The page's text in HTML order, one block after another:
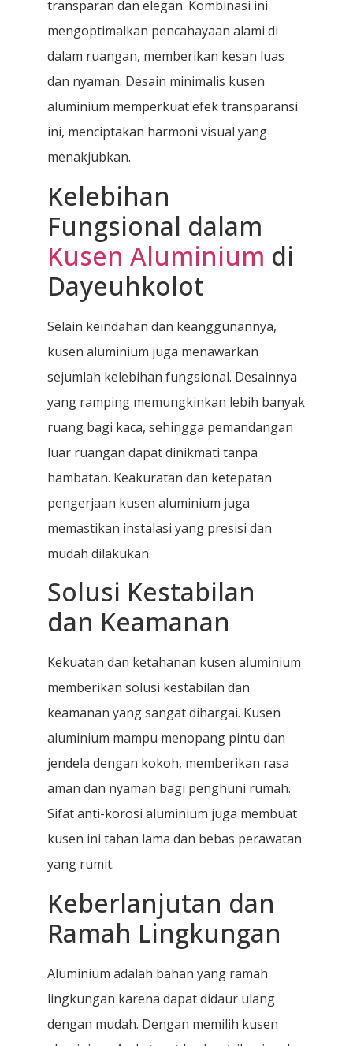
transparan dan elegan. Kombinasi ini
mengoptimalkan pencahayaan alami di
dalam ruangan, memberikan kesan luas
dan nyaman. Desain minimalis kusen
aluminium memperkuat efek transparansi
ini, menciptakan harmoni visual yang
menakjubkan.
Kelebihan
Fungsional dalam
Kusen Aluminium di
Dayeuhkolot
Selain keindahan dan keanggunannya,
kusen aluminium juga menawarkan
sejumlah kelebihan fungsional. Desainnya
yang ramping memungkinkan lebih banyak
ruang bagi kaca, sehingga pemandangan
luar ruangan dapat dinikmati tanpa
hambatan. Keakuratan dan ketepatan
pengerjaan kusen aluminium juga
memastikan instalasi yang presisi dan
mudah dilakukan.
Solusi Kestabilan
dan Keamanan
Kekuatan dan ketahanan kusen aluminium
memberikan solusi kestabilan dan
keamanan yang sangat dihargai. Kusen
aluminium mampu menopang pintu dan
jendela dengan kokoh, memberikan rasa
aman dan nyaman bagi penghuni rumah.
Sifat anti-korosi aluminium juga membuat
kusen ini tahan lama dan bebas perawatan
yang rumit.
Keberlanjutan dan
Ramah Lingkungan
Aluminium adalah bahan yang ramah
lingkungan karena dapat didaur ulang
dengan mudah. Dengan memilih kusen